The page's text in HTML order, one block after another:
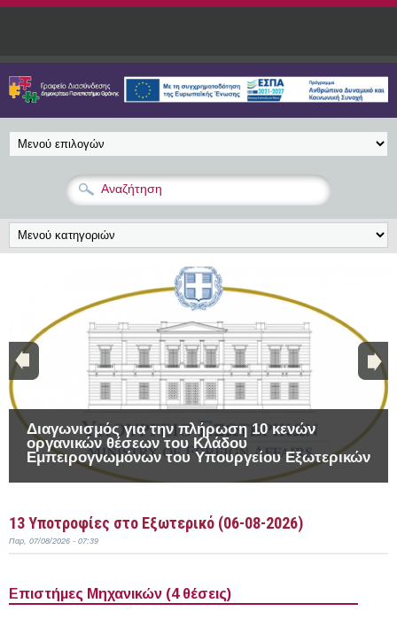
Παράκαμψη προς το κυρίως περιεχόμενο
Διαγωνισμός για την πλήρωση 10 κενών
οργανικών θέσεων του Κλάδου
Εμπειρογνωμόνων του Υπουργείου Εξωτερικών
13 Υποτροφίες στο Εξωτερικό (06-08-2026)
Παρ, 07/08/2026 - 07:39
Επιστήμες Μηχανικών (4 θέσεις)